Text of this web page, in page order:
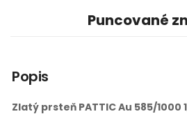
Puncované
Popis
Zlatý prsteň PATTIC Au 585/1000